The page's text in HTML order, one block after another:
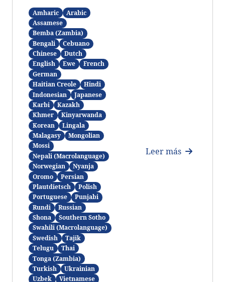
Amharic
Arabic
Assamese
Bemba (Zambia)
Bengali
Cebuano
Chinese
Dutch
English
Ewe
French
German
Haitian Creole
Hindi
Indonesian
Japanese
Karbi
Kazakh
Khmer
Kinyarwanda
Korean
Lingala
Malagasy
Mongolian
Mossi
Nepali (Macrolanguage)
Norwegian
Nyanja
Oromo
Persian
Plautdietsch
Polish
Portuguese
Punjabi
Rundi
Russian
Shona
Southern Sotho
Swahili (Macrolanguage)
Swedish
Tajik
Telugu
Thai
Tonga (Zambia)
Turkish
Ukrainian
Uzbek
Vietnamese
Leer más